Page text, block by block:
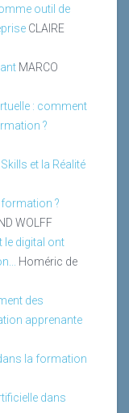
outil de
CLAIRE
MARCO
: comment
?
et la Réalité
?
WOLFF
le digital ont
Homéric de
des
apprenante
la formation
dans